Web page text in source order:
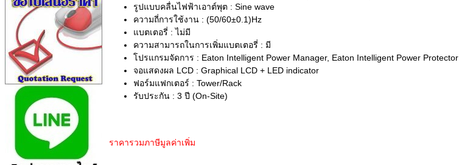
รูปแบบคลื่นไฟฟ้าเอาต์พุต : Sine wave
ความถี่การใช้งาน : (50/60±0.1)Hz
แบตเตอรี่ : ไม่มี
ความสามารถในการเพิ่มแบตเตอรี่ : มี
โปรแกรมจัดการ : Eaton Intelligent Power Manager, Eaton Intelligent Power Protector
จอแสดงผล LCD : Graphical LCD + LED indicator
ฟอร์มแฟกเตอร์ : Tower/Rack
รับประกัน : 3 ปี (On-Site)
ราคารวมภาษีมูลค่าเพิ่ม